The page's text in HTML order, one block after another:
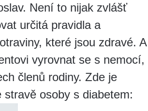
Není to nijak zvlášť
určitá pravidla a
které jsou zdravé. A
vyrovnat se s nemocí,
členů rodiny. Zde je
osoby s diabetem: